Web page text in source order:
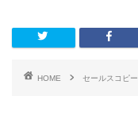
HOME セールスコピー